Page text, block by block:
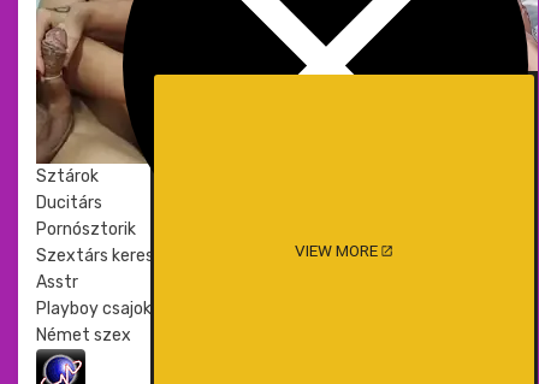
Sztárok
Ducitárs
Pornósztorik
Szextárs kereső
Asstr
Playboy csajok
Német szex
VIEW MORE